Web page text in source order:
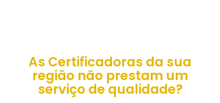
As Certificadoras da sua
região não prestam um
serviço de qualidade?